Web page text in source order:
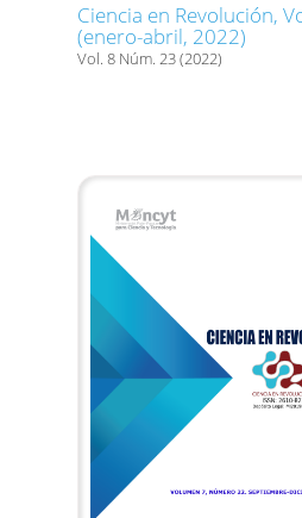
Ciencia en Revolución,
(enero-abril, 2022)
Vol. 8 Núm. 23 (2022)